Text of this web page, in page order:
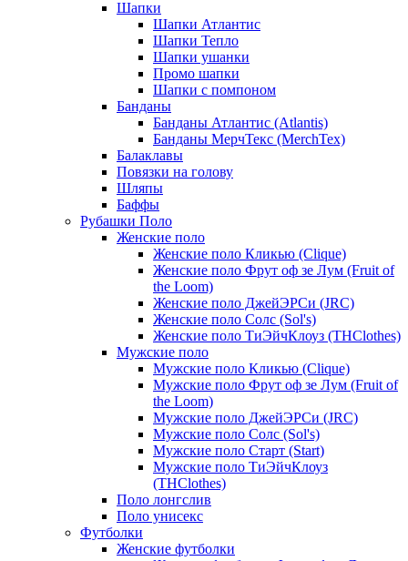
Шапки
Шапки Атлантис
Шапки Тепло
Шапки ушанки
Промо шапки
Шапки с помпоном
Банданы
Банданы Атлантис (Atlantis)
Банданы МерчТекс (MerchTex)
Балаклавы
Повязки на голову
Шляпы
Баффы
Рубашки Поло
Женские поло
Женские поло Кликью (Clique)
Женские поло Фрут оф зе Лум (Fruit of
the Loom)
Женские поло ДжейЭРСи (JRC)
Женские поло Солс (Sol's)
Женские поло ТиЭйчКлоуз (THClothes)
Мужские поло
Мужские поло Кликью (Clique)
Мужские поло Фрут оф зе Лум (Fruit of
the Loom)
Мужские поло ДжейЭРСи (JRC)
Мужские поло Солс (Sol's)
Мужские поло Старт (Start)
Мужские поло ТиЭйчКлоуз
(THClothes)
Поло лонгслив
Поло унисекс
Футболки
Женские футболки